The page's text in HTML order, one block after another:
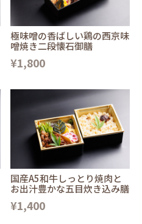
極味噌の香ばしい鶏の西京味
噌焼き二段懐石御膳
¥1,800
国産A5和牛しっとり焼肉と
お出汁豊かな五目炊き込み膳
¥1,400